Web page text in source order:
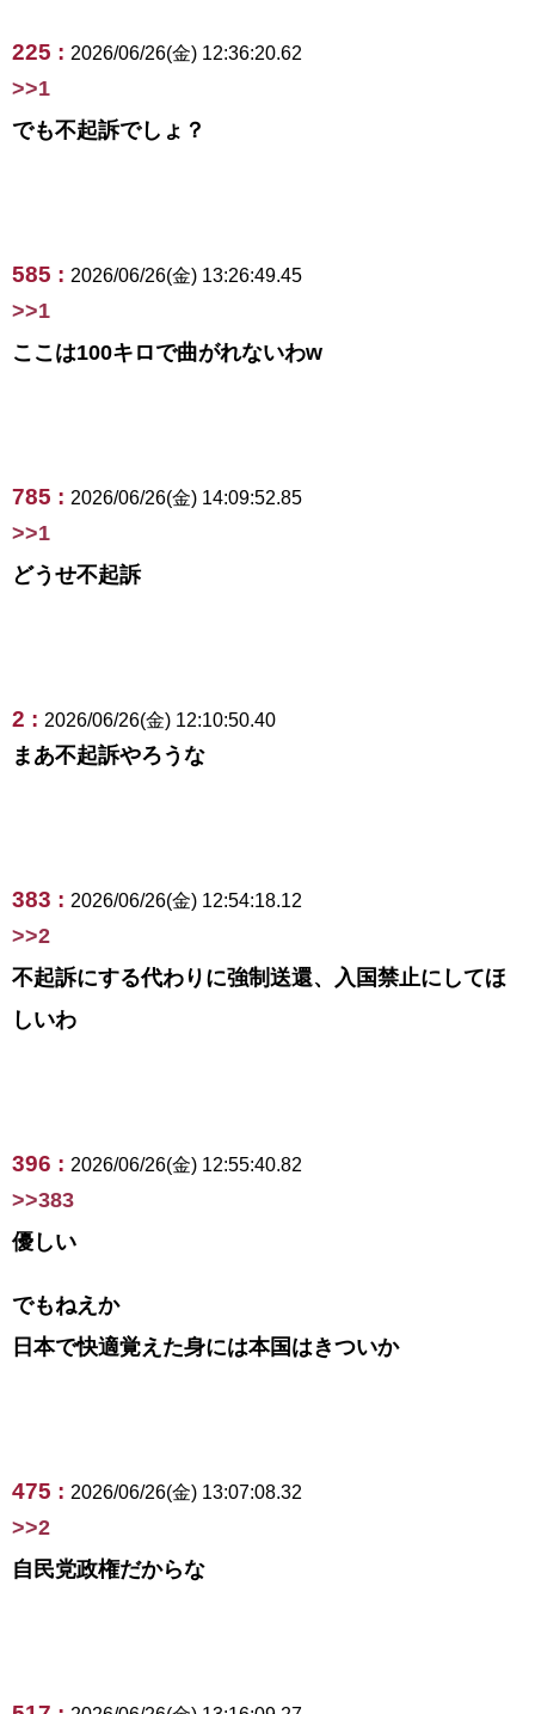
225 : 2026/06/26(金) 12:36:20.62
>>1
でも不起訴でしょ？
585 : 2026/06/26(金) 13:26:49.45
>>1
ここは100キロで曲がれないわw
785 : 2026/06/26(金) 14:09:52.85
>>1
どうせ不起訴
2 : 2026/06/26(金) 12:10:50.40
まあ不起訴やろうな
383 : 2026/06/26(金) 12:54:18.12
>>2
不起訴にする代わりに強制送還、入国禁止にしてほ
しいわ
396 : 2026/06/26(金) 12:55:40.82
>>383
優しい
でもねえか
日本で快適覚えた身には本国はきついか
475 : 2026/06/26(金) 13:07:08.32
>>2
自民党政権だからな